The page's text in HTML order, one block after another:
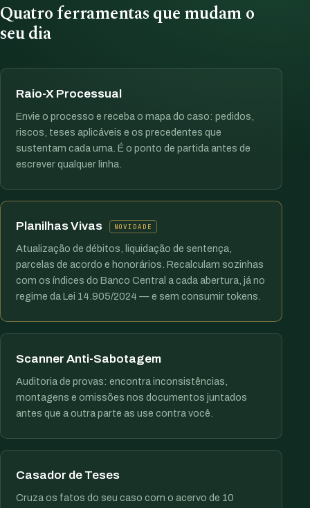
Quatro ferramentas que mudam o
seu dia
Raio-X Processual
Envie o processo e receba o mapa do caso: pedidos,
riscos, teses aplicáveis e os precedentes que
sustentam cada uma. É o ponto de partida antes de
escrever qualquer linha.
Planilhas Vivas NOVIDADE
Atualização de débitos, liquidação de sentença,
parcelas de acordo e honorários. Recalculam sozinhas
com os índices do Banco Central a cada abertura, já no
regime da Lei 14.905/2024 — e sem consumir tokens.
Scanner Anti-Sabotagem
Auditoria de provas: encontra inconsistências,
montagens e omissões nos documentos juntados
antes que a outra parte as use contra você.
Casador de Teses
Cruza os fatos do seu caso com o acervo de 10